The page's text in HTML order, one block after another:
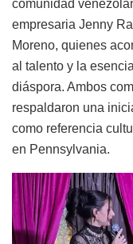
comunidad
empresaria Jenny
Moreno, quienes
al talento y la
diáspora. Ambos
respaldaron una
como referencia
en Pennsylvania.